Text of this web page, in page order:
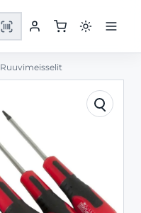
Ruuvimeisselit